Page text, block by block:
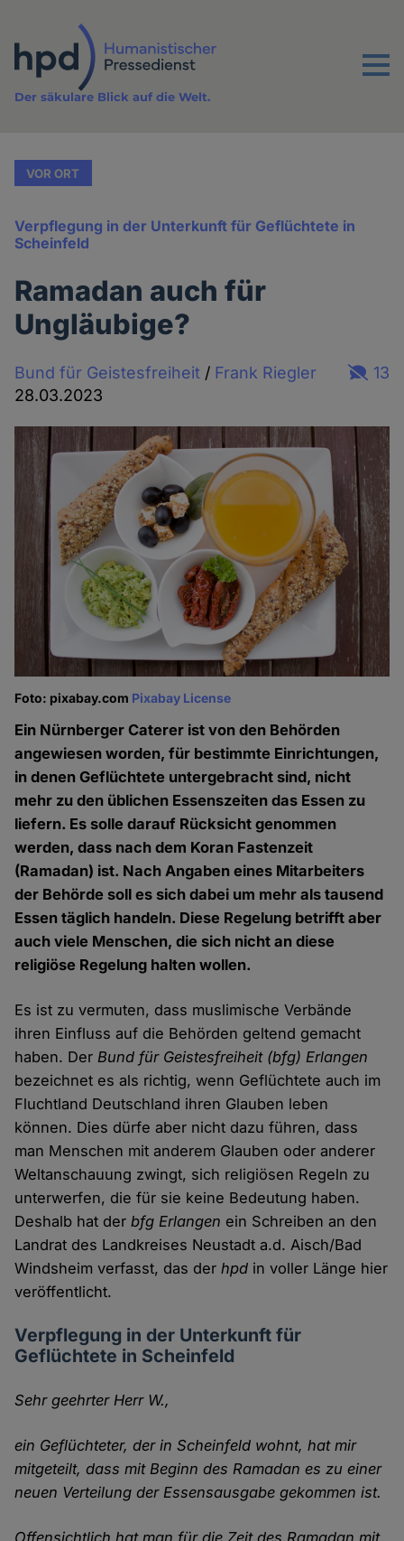
Inhalt
Menu
Der säkulare Blick auf die Welt.
VOR ORT
Verpflegung in der Unterkunft für Geflüchtete in
Scheinfeld
Ramadan auch für
Ungläubige?
Bund für Geistesfreiheit / Frank Riegler
28.03.2023
13
Foto: pixabay.com Pixabay License
Ein Nürnberger Caterer ist von den Behörden
angewiesen worden, für bestimmte Einrichtungen,
in denen Geflüchtete untergebracht sind, nicht
mehr zu den üblichen Essenszeiten das Essen zu
liefern. Es solle darauf Rücksicht genommen
werden, dass nach dem Koran Fastenzeit
(Ramadan) ist. Nach Angaben eines Mitarbeiters
der Behörde soll es sich dabei um mehr als tausend
Essen täglich handeln. Diese Regelung betrifft aber
auch viele Menschen, die sich nicht an diese
religiöse Regelung halten wollen.
Es ist zu vermuten, dass muslimische Verbände
ihren Einfluss auf die Behörden geltend gemacht
haben. DerBund für Geistesfreiheit (bfg) Erlangen
bezeichnet es als richtig, wenn Geflüchtete auch im
Fluchtland Deutschland ihren Glauben leben
können. Dies dürfe aber nicht dazu führen, dass
man Menschen mit anderem Glauben oder anderer
Weltanschauung zwingt, sich religiösen Regeln zu
unterwerfen, die für sie keine Bedeutung haben.
Deshalb hat derbfg Erlangen ein Schreiben an den
Landrat des Landkreises Neustadt a.d. Aisch/Bad
Windsheim verfasst, das derhpd in voller Länge hier
veröffentlicht.
Verpflegung in der Unterkunft für
Geflüchtete in Scheinfeld
Sehr geehrter Herr W.,
ein Geflüchteter, der in Scheinfeld wohnt, hat mir
mitgeteilt, dass mit Beginn des Ramadan es zu einer
neuen Verteilung der Essensausgabe gekommen ist.